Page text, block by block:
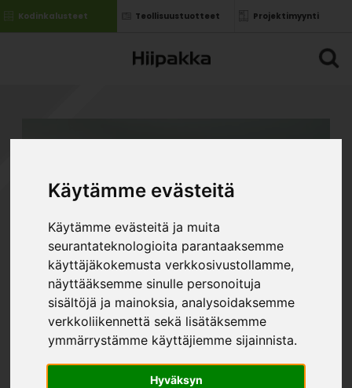
Käytämme evästeitä
Käytämme evästeitä ja muita
seurantateknologioita parantaaksemme
käyttäjäkokemusta verkkosivustollamme,
näyttääksemme sinulle personoituja
sisältöjä ja mainoksia, analysoidaksemme
verkkoliikennettä sekä lisätäksemme
ymmärrystämme käyttäjiemme sijainnista.
Hyväksyn
Kodinkalusteet Teollisuustuotteet Projektimyynti